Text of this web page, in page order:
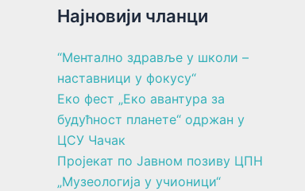
Најновији чланци
“Ментално здравље у школи –
наставници у фокусу“
Еко фест „Еко авантура за
будућност планете“ одржан у
ЦСУ Чачак
Пројекат по Јавном позиву ЦПН
„Музеологија у учионици“